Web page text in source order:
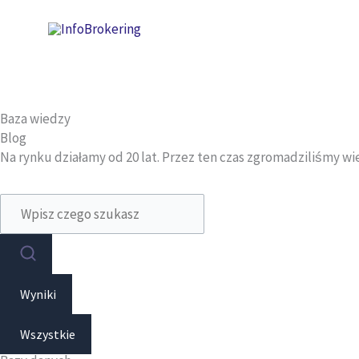
Baza wiedzy
Blog
Na rynku działamy od 20 lat. Przez ten czas zgromadziliśmy
Search
...
Wyniki
Wszystkie